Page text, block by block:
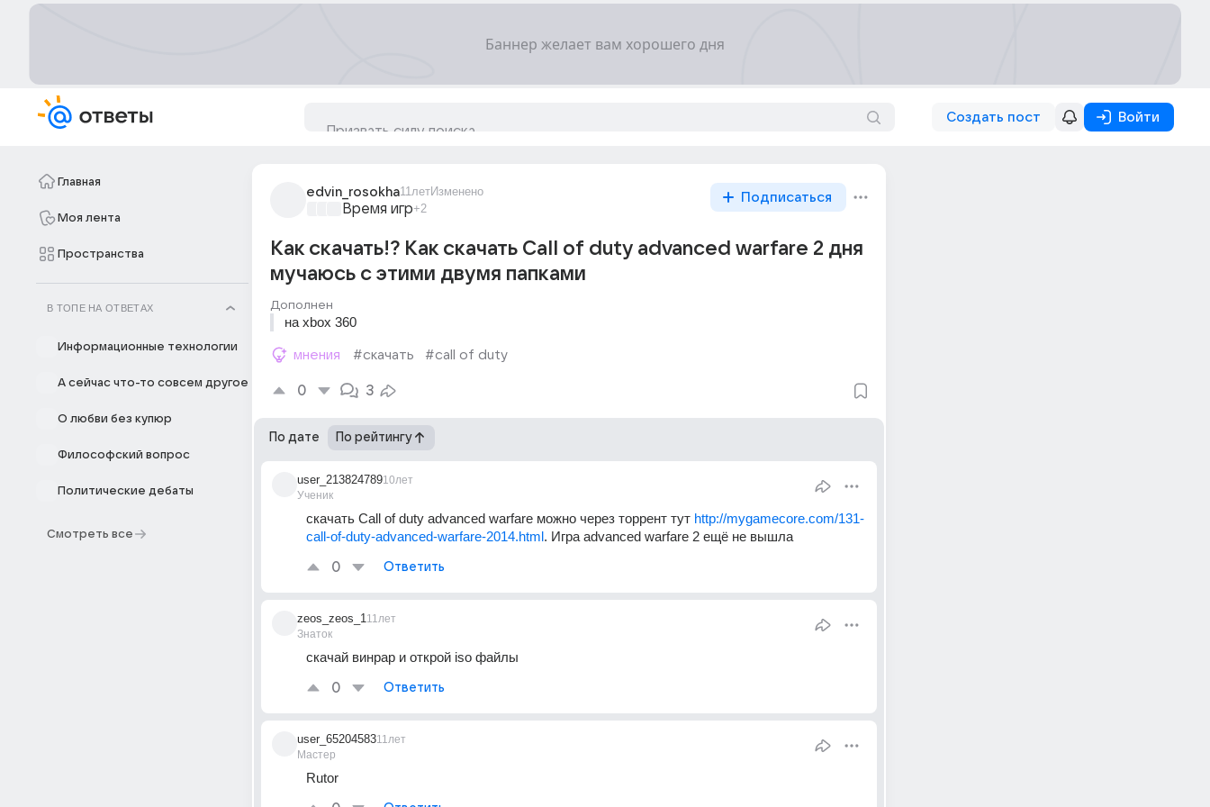
Создать пост Войти
Главная
Моя лента
Пространства
В ТОПЕ НА ОТВЕТАХ
Информационные технологии
А сейчас что-то совсем другое
О любви без купюр
Философский вопрос
Политические дебаты
Смотреть все
edvin_rosokha11летИзменено
Время игр+2
Подписаться
Как скачать!? Как скачать Call of duty advanced warfare 2 дня
мучаюсь с этими двумя папками
Дополнен
на xbox 360
мнения #скачать #call of duty
0 3
По дате По рейтингу
user_213824789
Ученик
10лет
скачать Call of duty advanced warfare можно через торрент тут http://mygamecore.com/131-
call-of-duty-advanced-warfare-2014.html. Игра advanced warfare 2 ещё не вышла
0 Ответить
zeos_zeos_1
Знаток
11лет
скачай винрар и открой iso файлы
0 Ответить
user_65204583
Мастер
11лет
Rutor